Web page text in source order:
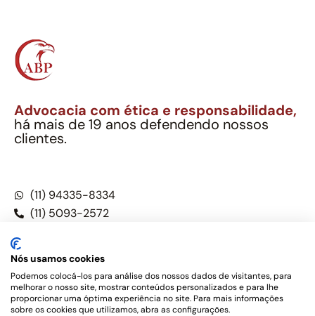
Advocacia com ética e responsabilidade,
há mais de 19 anos defendendo nossos
clientes.
(11) 94335-8334
(11) 5093-2572
Este site não é um produto Meta Platforms, Inc., Google LLC,
tampouco oferece serviços públicos oficiais. Somos um
Nós usamos cookies
Podemos colocá-los para análise dos nossos dados de visitantes, para
melhorar o nosso site, mostrar conteúdos personalizados e para lhe
proporcionar uma óptima experiência no site. Para mais informações
sobre os cookies que utilizamos, abra as configurações.